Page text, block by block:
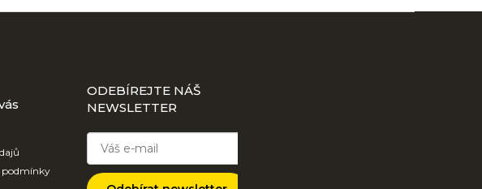
podmínky
ODEBÍREJTE NÁŠ
NEWSLETTER